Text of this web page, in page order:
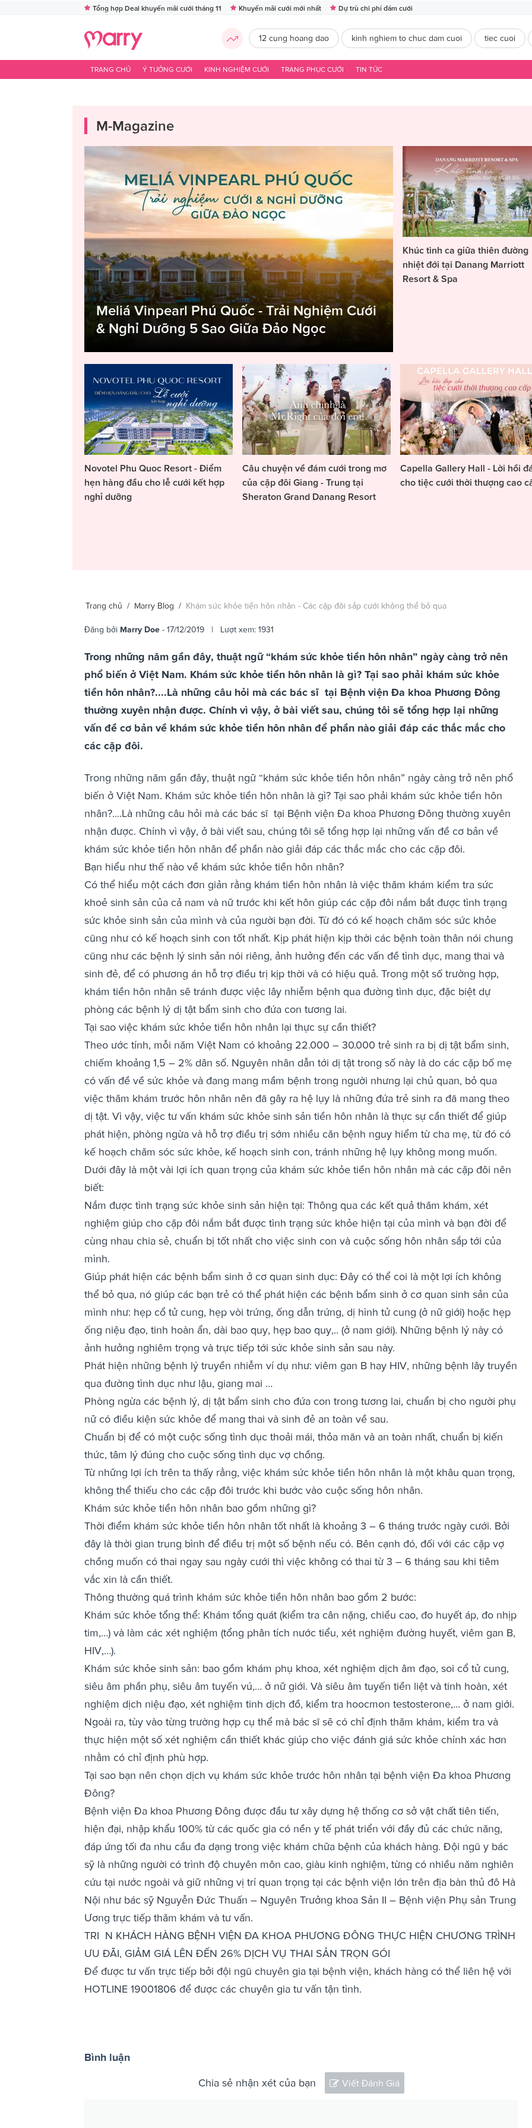
Tổng hợp Deal khuyến mãi cưới tháng 11 Khuyến mãi cưới mới nhất Dự trù chi phí đám cưới
12 cung hoang dao kinh nghiem to chuc dam cuoi tiec cuoi
TRANG CHỦ Ý TƯỞNG CƯỚI KINH NGHIỆM CƯỚI TRANG PHỤC CƯỚI TIN TỨC
M-Magazine
Meliá Vinpearl Phú Quốc - Trải Nghiệm Cưới
& Nghỉ Dưỡng 5 Sao Giữa Đảo Ngọc
Khúc tình ca giữa thiên đường
nhiệt đới tại Danang Marriott
Resort & Spa
Novotel Phu Quoc Resort - Điểm
hẹn hàng đầu cho lễ cưới kết hợp
nghỉ dưỡng
Câu chuyện về đám cưới trong mơ
của cặp đôi Giang - Trung tại
Sheraton Grand Danang Resort
Capella Gallery Hall - Lời hồi
cho tiệc cưới thời thượng cao
Trang chủ / Marry Blog / Khám sức khỏe tiền hôn nhân - Các cặp đôi sắp cưới không thể bỏ qua
Đăng bởi Marry Doe - 17/12/2019 | Lượt xem: 1931
Trong những năm gần đây, thuật ngữ “khám sức khỏe tiền hôn nhân” ngày càng trở nên
phổ biến ở Việt Nam. Khám sức khỏe tiền hôn nhân là gì? Tại sao phải khám sức khỏe
tiền hôn nhân?....Là những câu hỏi mà các bác sĩ tại Bệnh viện Đa khoa Phương Đông
thường xuyên nhận được. Chính vì vậy, ở bài viết sau, chúng tôi sẽ tổng hợp lại những
vấn đề cơ bản về khám sức khỏe tiền hôn nhân để phần nào giải đáp các thắc mắc cho
các cặp đôi.
Trong những năm gần đây, thuật ngữ “khám sức khỏe tiền hôn nhân” ngày càng trở nên phổ
biến ở Việt Nam. Khám sức khỏe tiền hôn nhân là gì? Tại sao phải khám sức khỏe tiền hôn
nhân?....Là những câu hỏi mà các bác sĩ tại Bệnh viện Đa khoa Phương Đông thường xuyên
nhận được. Chính vì vậy, ở bài viết sau, chúng tôi sẽ tổng hợp lại những vấn đề cơ bản về
khám sức khỏe tiền hôn nhân để phần nào giải đáp các thắc mắc cho các cặp đôi.
Bạn hiểu như thế nào về khám sức khỏe tiền hôn nhân?
Có thể hiểu một cách đơn giản rằng khám tiền hôn nhân là việc thăm khám kiểm tra sức
khoẻ sinh sản của cả nam và nữ trước khi kết hôn giúp các cặp đôi nắm bắt được tình trạng
sức khỏe sinh sản của mình và của người bạn đời. Từ đó có kế hoạch chăm sóc sức khỏe
cũng như có kế hoạch sinh con tốt nhất. Kịp phát hiện kịp thời các bệnh toàn thân nói chung
cũng như các bệnh lý sinh sản nói riêng, ảnh hưởng đến các vấn đề tình dục, mang thai và
sinh đẻ, để có phương án hỗ trợ điều trị kịp thời và có hiệu quả. Trong một số trường hợp,
khám tiền hôn nhân sẽ tránh được việc lây nhiễm bệnh qua đường tình dục, đặc biệt dự
phòng các bệnh lý dị tật bẩm sinh cho đứa con tương lai.
Tại sao việc khám sức khỏe tiền hôn nhân lại thực sự cần thiết?
Theo ước tính, mỗi năm Việt Nam có khoảng 22.000 – 30.000 trẻ sinh ra bị dị tật bẩm sinh,
chiếm khoảng 1,5 – 2% dân số. Nguyên nhân dẫn tới dị tật trong số này là do các cặp bố mẹ
có vấn đề về sức khỏe và đang mang mầm bệnh trong người nhưng lại chủ quan, bỏ qua
việc thăm khám trước hôn nhân nên đã gây ra hệ lụy là những đứa trẻ sinh ra đã mang theo
dị tật. Vì vậy, việc tư vấn khám sức khỏe sinh sản tiền hôn nhân là thực sự cần thiết để giúp
phát hiện, phòng ngừa và hỗ trợ điều trị sớm nhiều căn bệnh nguy hiểm từ cha mẹ, từ đó có
kế hoạch chăm sóc sức khỏe, kế hoạch sinh con, tránh những hệ lụy không mong muốn.
Dưới đây là một vài lợi ích quan trọng của khám sức khỏe tiền hôn nhân mà các cặp đôi nên
biết:
Nắm được tình trạng sức khỏe sinh sản hiện tại: Thông qua các kết quả thăm khám, xét
nghiệm giúp cho cặp đôi nắm bắt được tình trạng sức khỏe hiện tại của mình và bạn đời để
cùng nhau chia sẻ, chuẩn bị tốt nhất cho việc sinh con và cuộc sống hôn nhân sắp tới của
mình.
Giúp phát hiện các bệnh bẩm sinh ở cơ quan sinh dục: Đây có thể coi là một lợi ích không
thể bỏ qua, nó giúp các bạn trẻ có thể phát hiện các bệnh bẩm sinh ở cơ quan sinh sản của
mình như: hẹp cổ tử cung, hẹp vòi trứng, ống dẫn trứng, dị hình tử cung (ở nữ giới) hoặc hẹp
ống niệu đạo, tinh hoàn ẩn, dài bao quy, hẹp bao quy,.. (ở nam giới). Những bệnh lý này có
ảnh hưởng nghiêm trọng và trực tiếp tới sức khỏe sinh sản sau này.
Phát hiện những bệnh lý truyền nhiễm ví dụ như: viêm gan B hay HIV, những bệnh lây truyền
qua đường tình dục như lậu, giang mai …
Phòng ngừa các bệnh lý, dị tật bẩm sinh cho đứa con trong tương lai, chuẩn bị cho người phụ
nữ có điều kiện sức khỏe để mang thai và sinh đẻ an toàn về sau.
Chuẩn bị để có một cuộc sống tình dục thoải mái, thỏa mãn và an toàn nhất, chuẩn bị kiến
thức, tâm lý đúng cho cuộc sống tình dục vợ chồng.
Từ những lợi ích trên ta thấy rằng, việc khám sức khỏe tiền hôn nhân là một khâu quan trọng,
không thể thiếu cho các cặp đôi trước khi bước vào cuộc sống hôn nhân.
Khám sức khỏe tiền hôn nhân bao gồm những gì?
Thời điểm khám sức khỏe tiền hôn nhân tốt nhất là khoảng 3 – 6 tháng trước ngày cưới. Bởi
đây là thời gian trung bình để điều trị một số bệnh nếu có. Bên cạnh đó, đối với các cặp vợ
chồng muốn có thai ngay sau ngày cưới thì việc không có thai từ 3 – 6 tháng sau khi tiêm
vắc xin là cần thiết.
Thông thường quá trình khám sức khỏe tiền hôn nhân bao gồm 2 bước:
Khám sức khỏe tổng thể: Khám tổng quát (kiểm tra cân nặng, chiều cao, đo huyết áp, đo nhịp
tim,…) và làm các xét nghiệm (tổng phân tích nước tiểu, xét nghiệm đường huyết, viêm gan B,
HIV,…).
Khám sức khỏe sinh sản: bao gồm khám phụ khoa, xét nghiệm dịch âm đạo, soi cổ tử cung,
siêu âm phần phụ, siêu âm tuyến vú,… ở nữ giới. Và siêu âm tuyến tiền liệt và tinh hoàn, xét
nghiệm dịch niệu đạo, xét nghiệm tinh dịch đồ, kiểm tra hoocmon testosterone,… ở nam giới.
Ngoài ra, tùy vào từng trường hợp cụ thể mà bác sĩ sẽ có chỉ định thăm khám, kiểm tra và
thực hiện một số xét nghiệm cần thiết khác giúp cho việc đánh giá sức khỏe chính xác hơn
nhằm có chỉ định phù hợp.
Tại sao bạn nên chọn dịch vụ khám sức khỏe trước hôn nhân tại bệnh viện Đa khoa Phương
Đông?
Bệnh viện Đa khoa Phương Đông được đầu tư xây dựng hệ thống cơ sở vật chất tiên tiến,
hiện đại, nhập khẩu 100% từ các quốc gia có nền y tế phát triển với đầy đủ các chức năng,
đáp ứng tối đa nhu cầu đa dạng trong việc khám chữa bệnh của khách hàng. Đội ngũ y bác
sỹ là những người có trình độ chuyên môn cao, giàu kinh nghiệm, từng có nhiều năm nghiên
cứu tại nước ngoài và giữ những vị trí quan trọng tại các bệnh viện lớn trên địa bàn thủ đô Hà
Nội như bác sỹ Nguyễn Đức Thuấn – Nguyên Trưởng khoa Sản II – Bệnh viện Phụ sản Trung
Ương trực tiếp thăm khám và tư vấn.
TRI N KHÁCH HÀNG BỆNH VIỆN ĐA KHOA PHƯƠNG ĐÔNG THỰC HIỆN CHƯƠNG TRÌNH
ƯU ĐÃI, GIẢM GIÁ LÊN ĐẾN 26% DỊCH VỤ THAI SẢN TRỌN GÓI
Để được tư vấn trực tiếp bởi đội ngũ chuyên gia tại bệnh viện, khách hàng có thể liên hệ với
HOTLINE 19001806 để được các chuyên gia tư vấn tận tình.
Bình luận
Chia sẻ nhận xét của bạn Viết Đánh Giá